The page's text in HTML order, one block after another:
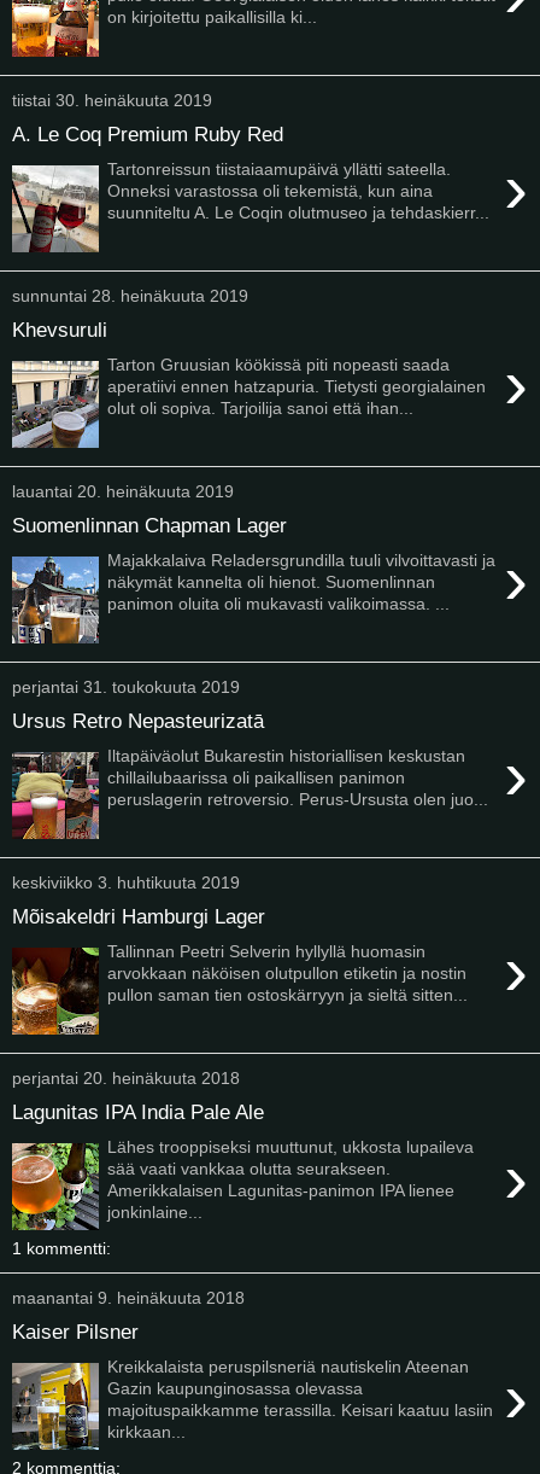
on kirjoitettu paikallisilla ki...
tiistai 30. heinäkuuta 2019
A. Le Coq Premium Ruby Red
›
Tartonreissun tiistaiaamupäivä yllätti sateella.
Onneksi varastossa oli tekemistä, kun aina
suunniteltu A. Le Coqin olutmuseo ja tehdaskierr...
sunnuntai 28. heinäkuuta 2019
Khevsuruli
›
Tarton Gruusian köökissä piti nopeasti saada
aperatiivi ennen hatzapuria. Tietysti georgialainen
olut oli sopiva. Tarjoilija sanoi että ihan...
lauantai 20. heinäkuuta 2019
Suomenlinnan Chapman Lager
›
Majakkalaiva Reladersgrundilla tuuli vilvoittavasti ja
näkymät kannelta oli hienot. Suomenlinnan
panimon oluita oli mukavasti valikoimassa. ...
perjantai 31. toukokuuta 2019
Ursus Retro Nepasteurizatā
›
Iltapäiväolut Bukarestin historiallisen keskustan
chillailubaarissa oli paikallisen panimon
peruslagerin retroversio. Perus-Ursusta olen juo...
keskiviikko 3. huhtikuuta 2019
Mõisakeldri Hamburgi Lager
›
Tallinnan Peetri Selverin hyllyllä huomasin
arvokkaan näköisen olutpullon etiketin ja nostin
pullon saman tien ostoskärryyn ja sieltä sitten...
perjantai 20. heinäkuuta 2018
Lagunitas IPA India Pale Ale
›
Lähes trooppiseksi muuttunut, ukkosta lupaileva
sää vaati vankkaa olutta seurakseen.
Amerikkalaisen Lagunitas-panimon IPA lienee
jonkinlaine...
1 kommentti:
maanantai 9. heinäkuuta 2018
Kaiser Pilsner
›
Kreikkalaista peruspilsneriä nautiskelin Ateenan
Gazin kaupunginosassa olevassa
majoituspaikkamme terassilla. Keisari kaatuu lasiin
kirkkaan...
2 kommenttia: